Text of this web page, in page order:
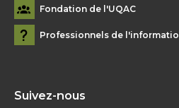
Fondation de l'UQAC
Professionnels de
Suivez-nous